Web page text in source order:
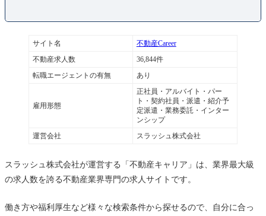
サイト名 不動産Career
不動産求人数 36,844件
転職エージェントの有無 あり
雇用形態
正社員・アルバイト・パー
ト・契約社員・派遣・紹介予
定派遣・業務委託・インター
ンシップ
運営会社 スラッシュ株式会社
スラッシュ株式会社が運営する「不動産キャリア」は、業界最大級
の求人数を誇る不動産業界専門の求人サイトです。
働き方や福利厚生など様々な検索条件から探せるので、自分に合っ